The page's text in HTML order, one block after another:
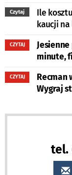
Czytaj
Ile
kaucji
CZYTAJ
minute,
CZYTAJ
Recman
Wygraj
tel.